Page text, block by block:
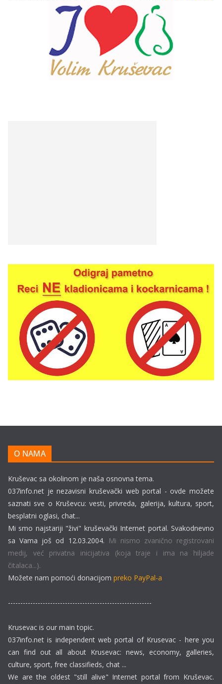
O NAMA
Kruševac sa okolinom je naša osnovna tema.
037info.net je nezavisni kruševački web portal - ovde možete
saznati sve o Kruševcu: vesti, privreda, galerija, kultura, sport,
besplatni oglasi, chat...
Mi smo najstariji "živi" kruševački Internet portal. Svakodnevno
sa Vama još od 12.03.2004. Mi nismo zvanično registrovani
medij, već privatna inicijativa (koja traje i ima na hiljade
čitalaca...).
Možete nam pomoći donacijom preko PayPal-a
----------------------------------------------------------
Krusevac is our main topic.
037info.net is independent web portal of Krusevac - here you
can find out all about Krusevac: news, economy, galleries,
culture, sport, free classifieds, chat ...
We are the oldest "still alive" Internet portal from Kruševac.